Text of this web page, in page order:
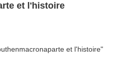
et l'histoire